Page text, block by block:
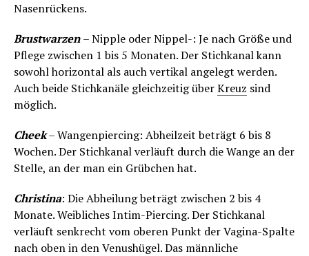
Nasenrückens.
Brustwarzen – Nipple oder Nippel-: Je nach Größe und
Pflege zwischen 1 bis 5 Monaten. Der Stichkanal kann
sowohl horizontal als auch vertikal angelegt werden.
Auch beide Stichkanäle gleichzeitig überKreuz sind
möglich.
Cheek– Wangenpiercing: Abheilzeit beträgt 6 bis 8
Wochen. Der Stichkanal verläuft durch die Wange an der
Stelle, an der man ein Grübchen hat.
Christina: Die Abheilung beträgt zwischen 2 bis 4
Monate. Weibliches Intim-Piercing. Der Stichkanal
verläuft senkrecht vom oberen Punkt der Vagina-Spalte
nach oben in den Venushügel. Das männliche